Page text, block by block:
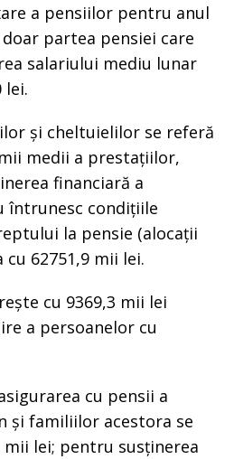
a pensiilor pentru anul
partea pensiei care
salariului mediu lunar
lei.
și cheltuielilor se referă
medii a prestațiilor,
financiară a
întrunesc condițiile
la pensie (alocații
62751,9 mii lei.
cu 9369,3 mii lei
a persoanelor cu
cu pensii a
și familiilor acestora se
mii lei; pentru susținerea